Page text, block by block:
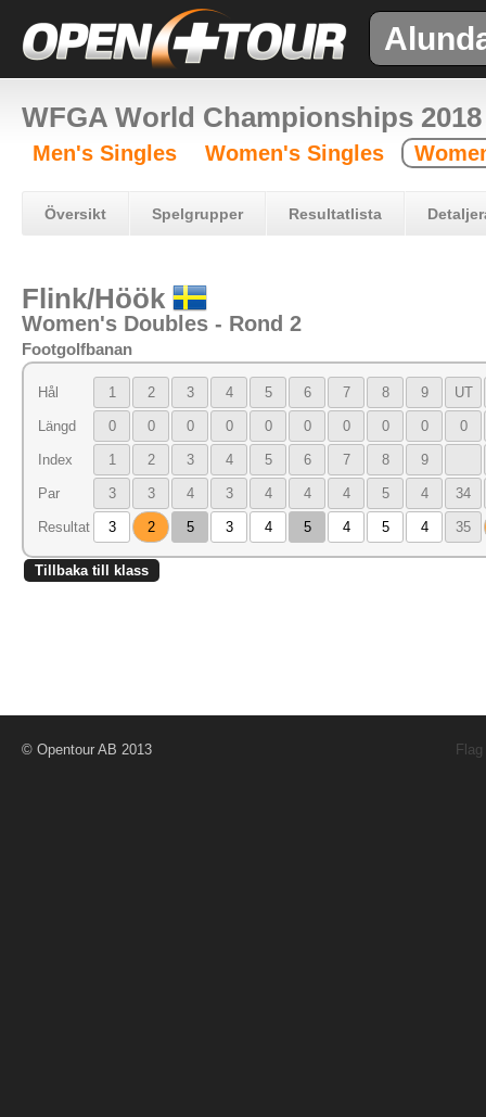
WFGA World Championships 2018
Men's Singles Women's Singles
Översikt Spelgrupper Resultatlista
Flink/Höök
Women's Doubles - Rond 2
Footgolfbanan
Hål 1 2 3 4 5 6 7 8 9 UT
Längd 0 0 0 0 0 0 0 0 0 0
Index 1 2 3 4 5 6 7 8 9
Par 3 3 4 3 4 4 4 5 4 34
Resultat 3 2 5 3 4 5 4 5 4 35
Tillbaka till klass
© Opentour AB 2013